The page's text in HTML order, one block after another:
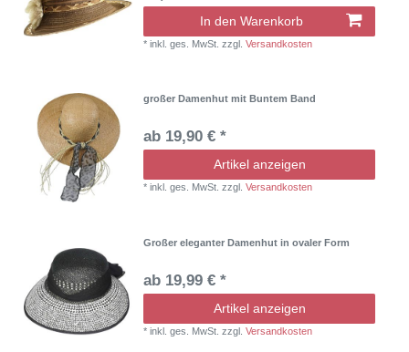
In den Warenkorb
*inkl. ges. MwSt. zzgl.Versandkosten
großer Damenhut mit Buntem Band
ab 19,90 € *
Artikel anzeigen
*inkl. ges. MwSt. zzgl.Versandkosten
Großer eleganter Damenhut in ovaler Form
ab 19,99 € *
Artikel anzeigen
*inkl. ges. MwSt. zzgl.Versandkosten